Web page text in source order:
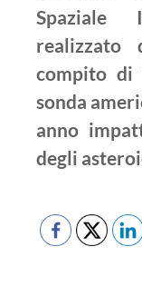
Spaziale
compito di
sonda
anno
degli